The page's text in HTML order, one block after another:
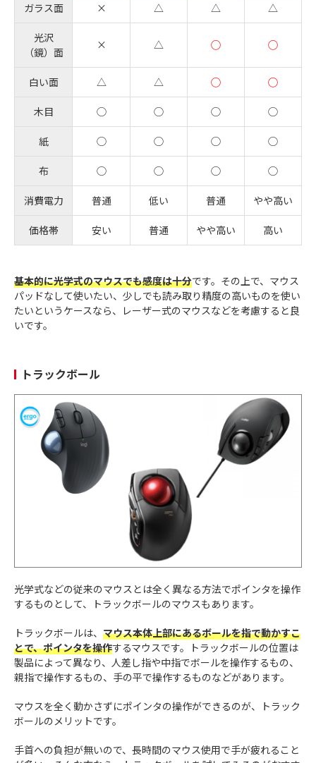
ガラス面 × △ △ △
光沢
（鏡）面
× △ ◯ ◯
白い面 △ △ ◯ ◯
木目 ◯ ◯ ◯ ◯
紙 ◯ ◯ ◯ ◯
布 ◯ ◯ ◯ ◯
消費電力 普通 低い 普通 やや高い
価格帯 安い 普通 やや高い 高い
基本的に光学式のマウスでも感度は十分です。その上で、マウス
パッドなして使いたい、少しでも読み取り精度の高いものを使い
たいというケースなら、レーザー式のマウスなどを考慮すると良
いです。
トラックボール
光学式などの従来のマウスとは全く異なる方法でポインタを操作
するものとして、トラックボールのマウスもあります。
トラックボールは、 マウス本体上部にあるボールを指で動かすこ
とで、ポインタを操作するマウスです。トラックボールの位置は
製品によって異なり、人差し指や中指でボールを操作するもの、
親指で操作するもの、手の平で操作するものなどがあります。
マウスを全く動かさずにポインタの操作ができるのが、トラック
ボールのメリットです。
手首への負担が無いので、長時間のマウス使用で手が疲れること